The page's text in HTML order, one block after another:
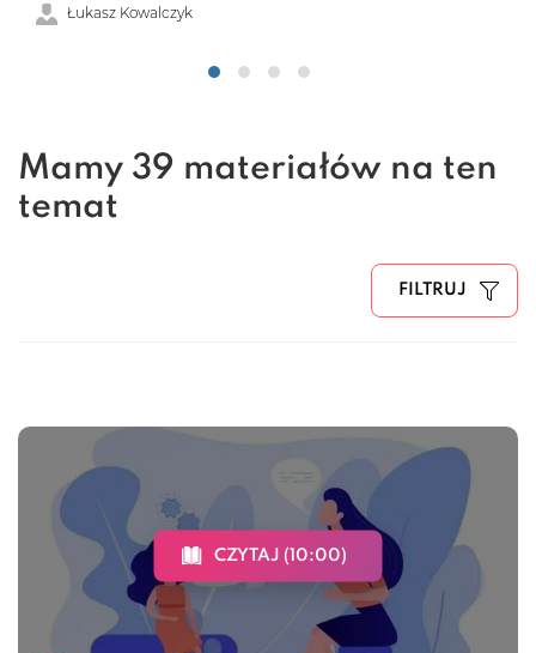
Łukasz Kowalczyk
Mamy 39 materiałów na ten
temat
FILTRUJ
CZYTAJ (10:00)